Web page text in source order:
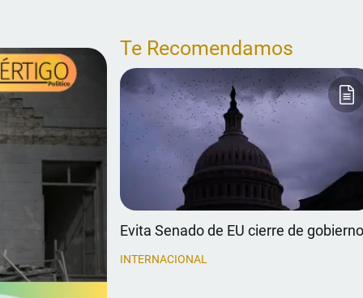
Te Recomendamos
Evita Senado de EU cierre de
INTERNACIONAL